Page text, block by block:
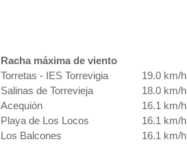
Racha máxima de viento
Torretas - IES Torrevigia
19.0 km/h
Salinas de Torrevieja
18.0 km/h
Acequión
16.1 km/h
Playa de Los Locos
16.1 km/h
Los Balcones
16.1 km/h